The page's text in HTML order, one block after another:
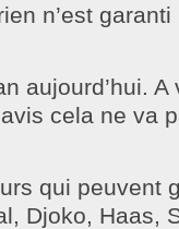
n’est
aujourd’hui.
cela ne va
qui peuvent
Djoko, Haas,